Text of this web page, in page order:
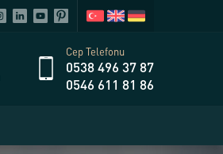
Cep Telefonu
0538 496 37 87
0546 611 81 86